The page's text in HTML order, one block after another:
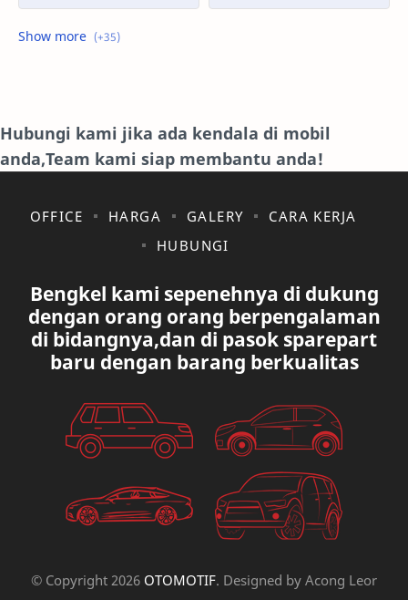
FORD
INTERNET ISUZU
JAGUAR. KAKI-KAKI
KIA KONSULTASI
MAZDA MERCEDES BANZ
MITSUBISHI MUSIK
PAUGEOT PETA
PORUM
PROTON RANGE ROVER
RECK STERING REK ELETRICK
Hubungi kami jika ada kendala di mobil
anda,Team kami siap membantu anda!
OFFICE HARGA GALERY
CARA KERJA
HUBUNGI
Bengkel kami sepenehnya di dukung
dengan orang orang berpengalaman
di bidangnya,dan di pasok sparepart
baru dengan barang berkualitas
© Copyright 2026 OTOMOTIF. Designed by Acong Leor